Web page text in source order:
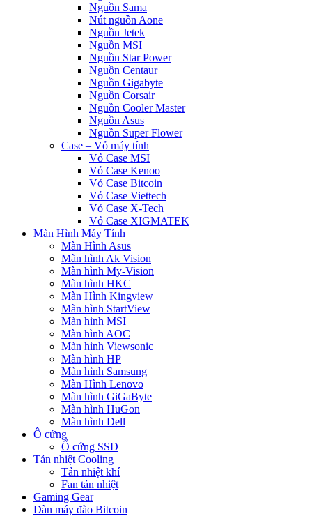
Nguồn Sama
Nút nguồn Aone
Nguồn Jetek
Nguồn MSI
Nguồn Star Power
Nguồn Centaur
Nguồn Gigabyte
Nguồn Corsair
Nguồn Cooler Master
Nguồn Asus
Nguồn Super Flower
Case – Vỏ máy tính
Vỏ Case MSI
Vỏ Case Kenoo
Vỏ Case Bitcoin
Vỏ Case Viettech
Vỏ Case X-Tech
Vỏ Case XIGMATEK
Màn Hình Máy Tính
Màn Hình Asus
Màn hình Ak Vision
Màn hình My-Vision
Màn hình HKC
Màn Hình Kingview
Màn hình StartView
Màn hình MSI
Màn hình AOC
Màn hình Viewsonic
Màn hình HP
Màn hình Samsung
Màn Hình Lenovo
Màn hình GiGaByte
Màn hình HuGon
Màn hình Dell
Ô cứng
Ổ cứng SSD
Tản nhiệt Cooling
Tản nhiệt khí
Fan tản nhiệt
Gaming Gear
Dàn máy đào Bitcoin